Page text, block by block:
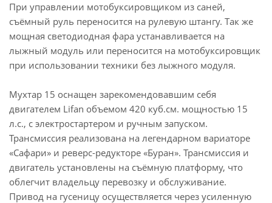
При управлении мотобуксировщиком из саней,
съёмный руль переносится на рулевую штангу. Так же
мощная светодиодная фара устанавливается на
лыжный модуль или переносится на мотобуксировщик
при использовании техники без лыжного модуля.
Мухтар 15 оснащен зарекомендовавшим себя
двигателем Lifan объемом 420 куб.см. мощностью 15
л.с., с электростартером и ручным запуском.
Трансмиссия реализована на легендарном вариаторе
«Сафари» и реверс-редукторе «Буран». Трансмиссия и
двигатель установлены на съёмную платформу, что
облегчит владельцу перевозку и обслуживание.
Привод на гусеницу осуществляется через усиленную